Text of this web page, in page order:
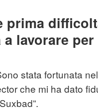
prima
lavorare
stata fortunata
che mi ha dato